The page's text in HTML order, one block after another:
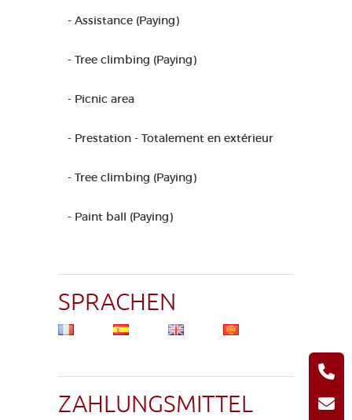
- Assistance (Paying)
- Tree climbing (Paying)
- Picnic area
- Prestation - Totalement en extérieur
- Tree climbing (Paying)
- Paint ball (Paying)
SPRACHEN
ZAHLUNGSMITTEL